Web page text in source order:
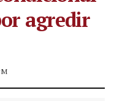
agredir